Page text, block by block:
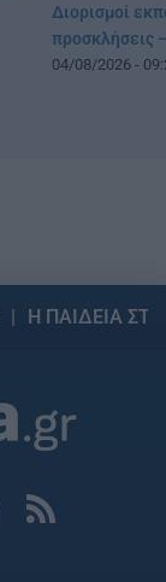
Διορισμοί
προσκλήσεις
04/08/2026 -
Η ΠΑΙΔΕΙΑ